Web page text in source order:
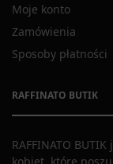
Moje konto
Zamówienia
Sposoby płatności
RAFFINATO BUTIK
RAFFINATO